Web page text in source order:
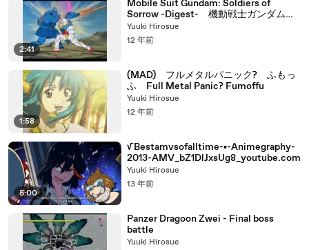
2:41
Mobile Suit Gundam: Soldiers of
Sorrow -Digest- 機動戦士ガンダム
Ⅱ 哀・戦士～ダイジェスト～
Yuuki Hirosue
12 年前
1:58
(MAD) フルメタルパニック? ふもっ
ふ Full Metal Panic? Fumoffu
Yuuki Hirosue
12 年前
5:00
√Bestamvsofalltime-▪-Animegraphy-
2013-AMV_bZ1DlJxsUg8_youtube.com
Yuuki Hirosue
13 年前
Panzer Dragoon Zwei - Final boss
battle
Yuuki Hirosue